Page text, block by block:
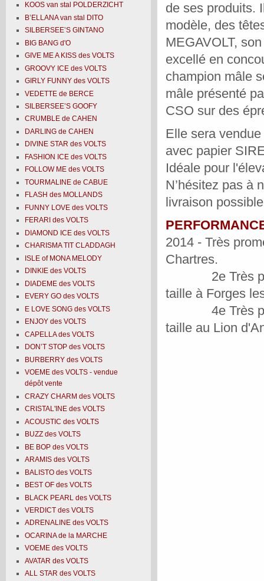
KOOS van stal POLDERZICHT
B’ELLANA van stal DITO
SILBERSEE’S GINTANO
BIG BANG d'O
GIVE ME A KISS des VOLTS
GROOVY ICE des VOLTS
GIRLY FUNNY des VOLTS
VEDETTE de BERCE
SILBERSEE’S GOOFY
CRUMBLE de CAHEN
DARLING de CAHEN
DIVINE STAR des VOLTS
FASHION ICE des VOLTS
FOLLOW ME des VOLTS
TOURMALINE de CABUE
FLASH des MOLLANDS
FUNNY LOVE des VOLTS
FERARI des VOLTS
DIAMOND ICE des VOLTS
CHARISMA TIT CLADDAGH
ISLE of MONA MELODY
DINKIE des VOLTS
DIADEME des VOLTS
EVERY GO des VOLTS
E LOVE SONG des VOLTS
ENJOY des VOLTS
CAPELLA des VOLTS
DON’T STOP des VOLTS
BURBERRY des VOLTS
VOEME des VOLTS - vendue
dépôt vente
CRAZY CHARM des VOLTS
CRISTAL'INE des VOLTS
ACOUSTIC des VOLTS
BUZZ des VOLTS
BE BOP des VOLTS
ARAMIS des VOLTS
BALISTO des VOLTS
BEST OF des VOLTS
BLACK PEARL des VOLTS
VERDICT des VOLTS
ADRENALINE des VOLTS
OCARINA de la MARCHE
VOEME des VOLTS
AVATAR des VOLTS
ALL STAR des VOLTS
de ses produits.
modèle, des
MEGAVOLT,
excellé en
champion mâle
mâle présenté
CSO sur des
Elle sera
avec papier
Idéale pour
N’hésitez pas à
livraison
2014 - Très
Chartres.
2e Très
taille à Forges
4e Très
taille au Lion